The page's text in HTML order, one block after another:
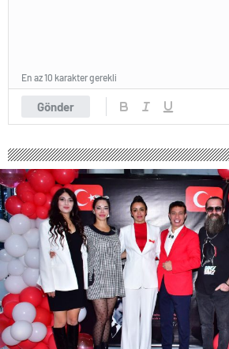
Gönder
En az 10 karakter gerekli